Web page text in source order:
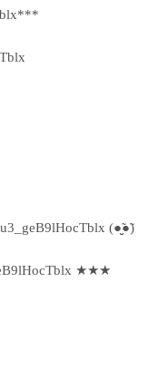
(●̮̮̃●̃)
★★★